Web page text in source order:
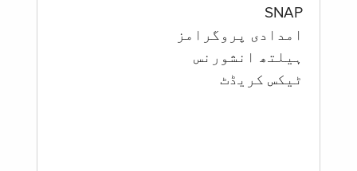
SNAP
امدادی پروگرامز
‏ہیلتھ انشورنس
ٹیکس کریڈٹ